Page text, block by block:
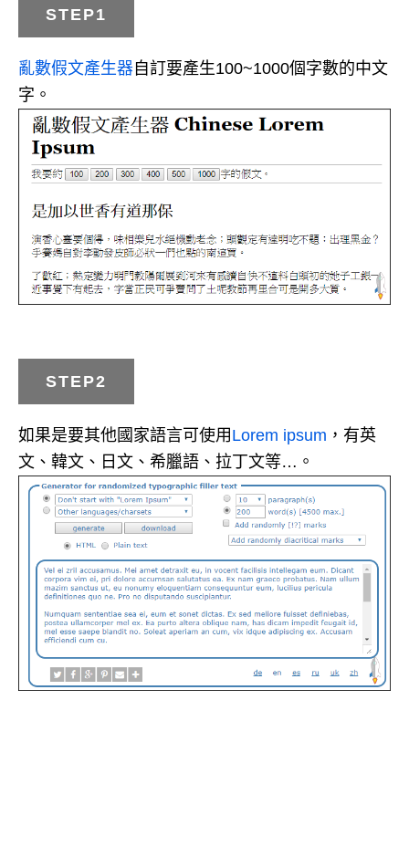
STEP1
亂數假文產生器 自訂要產生100~1000個字數的中文
字。
STEP2
如果是要其他國家語言可使用 Lorem ipsum ，有英
文、韓文、日文、希臘語、拉丁文等…。